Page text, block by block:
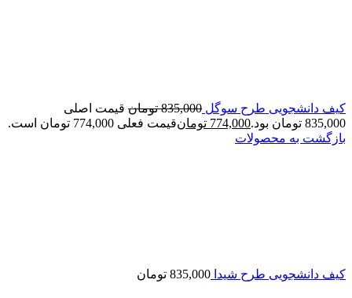
کیف دانشجویی طرح سوگل 835,000 تومان قیمت اصلی
835,000 تومان بود.
774,000 تومانقیمت فعلی 774,000 تومان است.
بازگشت به محصولات
کیف دانشجویی طرح شیدا 835,000 تومان